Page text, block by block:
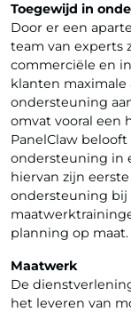
Toegewijd in
Door er een
team van experts
commerciële en
klanten
ondersteuning
omvat vooral een
PanelClaw
ondersteuning in
hiervan zijn
ondersteuning bij
planning op maat.
Maatwerk
De
het leveren van